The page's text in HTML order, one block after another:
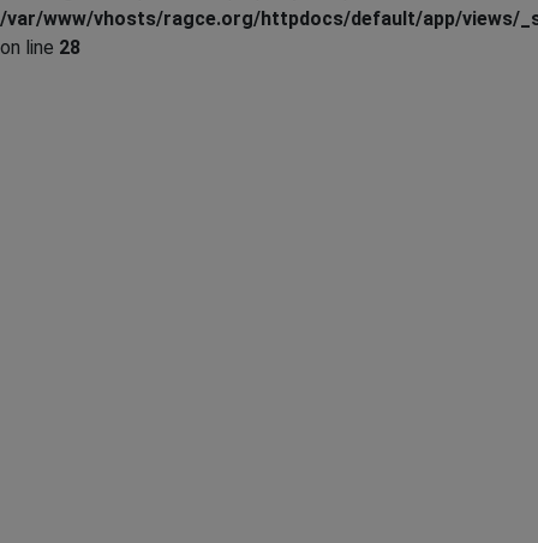
/var/www/vhosts/ragce.org/httpdocs/default/app/views/
on line 28